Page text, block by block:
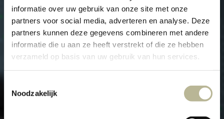
informatie over uw gebruik van onze site met onze
partners voor social media, adverteren en analyse. Deze
partners kunnen deze gegevens combineren met andere
informatie die u aan ze heeft verstrekt of die ze hebben
verzameld op basis van uw gebruik van hun services.
Noodzakelijk
INTERIEUR BINNEN D.M.V.